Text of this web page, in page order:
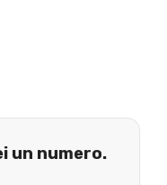
un numero.